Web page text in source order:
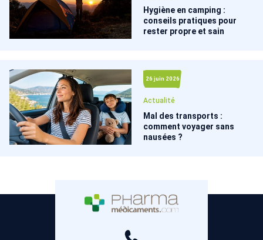
Hygiène en camping :
conseils pratiques pour
rester propre et sain
26 juin 2026
Actualité
Mal des transports :
comment voyager sans
nausées ?